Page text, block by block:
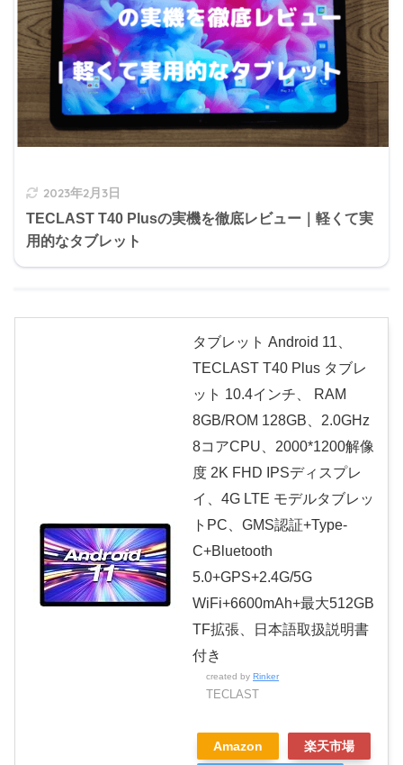
2023年2月3日
TECLAST T40 Plusの実機を徹底レビュー｜軽くて実
用的なタブレット
タブレット Android 11、
TECLAST T40 Plus タブレ
ット 10.4インチ、 RAM
8GB/ROM 128GB、2.0GHz
8コアCPU、2000*1200解像
度 2K FHD IPSディスプレ
イ、4G LTE モデルタブレッ
トPC、GMS認証+Type-
C+Bluetooth
5.0+GPS+2.4G/5G
WiFi+6600mAh+最大512GB
TF拡張、日本語取扱説明書
付き
created by Rinker
TECLAST
Amazon 楽天市場